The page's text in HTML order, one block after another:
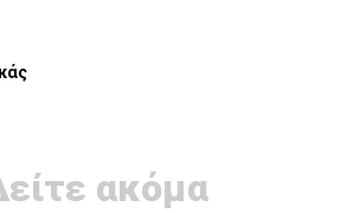
ακόμα